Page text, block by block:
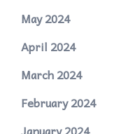
May 2024
April 2024
March 2024
February 2024